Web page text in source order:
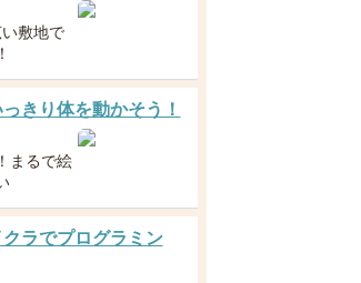
敷地で
きり体を動かそう！
まるで絵
クラでプログラミン